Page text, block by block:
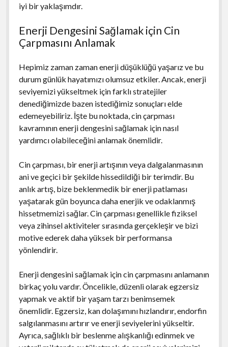
iyi bir yaklaşımdır.
Enerji Dengesini Sağlamak için Cin
Çarpmasını Anlamak
Hepimiz zaman zaman enerji düşüklüğü yaşarız ve bu
durum günlük hayatımızı olumsuz etkiler. Ancak, enerji
seviyemizi yükseltmek için farklı stratejiler
denediğimizde bazen istediğimiz sonuçları elde
edemeyebiliriz. İşte bu noktada, cin çarpması
kavramının enerji dengesini sağlamak için nasıl
yardımcı olabileceğini anlamak önemlidir.
Cin çarpması, bir enerji artışının veya dalgalanmasının
ani ve geçici bir şekilde hissedildiği bir terimdir. Bu
anlık artış, bize beklenmedik bir enerji patlaması
yaşatarak gün boyunca daha enerjik ve odaklanmış
hissetmemizi sağlar. Cin çarpması genellikle fiziksel
veya zihinsel aktiviteler sırasında gerçekleşir ve bizi
motive ederek daha yüksek bir performansa
yönlendirir.
Enerji dengesini sağlamak için cin çarpmasını anlamanın
birkaç yolu vardır. Öncelikle, düzenli olarak egzersiz
yapmak ve aktif bir yaşam tarzı benimsemek
önemlidir. Egzersiz, kan dolaşımını hızlandırır, endorfin
salgılanmasını artırır ve enerji seviyelerini yükseltir.
Ayrıca, sağlıklı bir beslenme alışkanlığı edinmek ve